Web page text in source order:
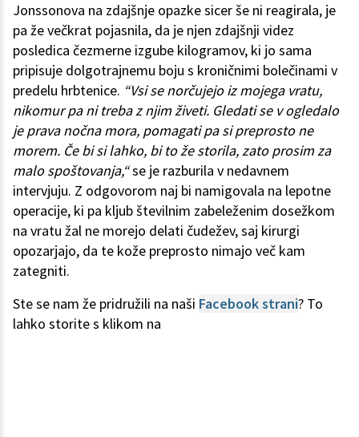
Jonssonova na zdajšnje opazke sicer še ni reagirala, je
pa že večkrat pojasnila, da je njen zdajšnji videz
posledica čezmerne izgube kilogramov, ki jo sama
pripisuje dolgotrajnemu boju s kroničnimi bolečinami v
predelu hrbtenice. “Vsi se norčujejo iz mojega vratu,
nikomur pa ni treba z njim živeti. Gledati se v ogledalo
je prava nočna mora, pomagati pa si preprosto ne
morem. Če bi si lahko, bi to že storila, zato prosim za
malo spoštovanja,“se je razburila v nedavnem
intervjuju. Z odgovorom naj bi namigovala na lepotne
operacije, ki pa kljub številnim zabeleženim dosežkom
na vratu žal ne morejo delati čudežev, saj kirurgi
opozarjajo, da te kože preprosto nimajo več kam
zategniti.
Ste se nam že pridružili na naši Facebook strani? To
lahko storite s klikom na